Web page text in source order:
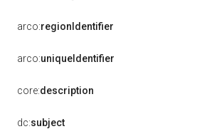
arco:regionIdentifier
arco:uniqueIdentifier
core:description
dc:subject